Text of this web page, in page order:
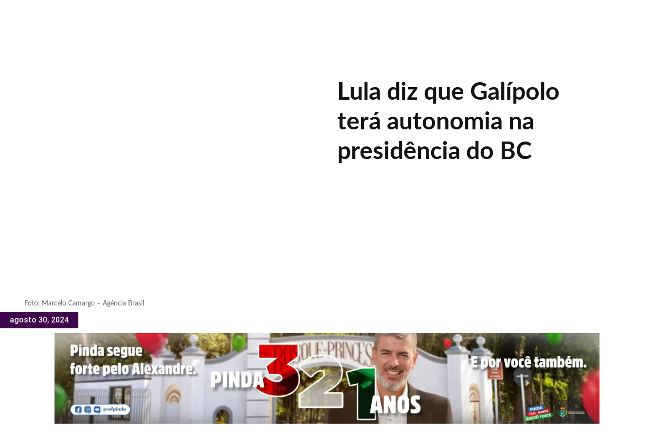
Foto: Marcelo Camargo – Agência Brasil
agosto 30, 2024
Lula diz que Galípolo
terá autonomia na
presidência do BC